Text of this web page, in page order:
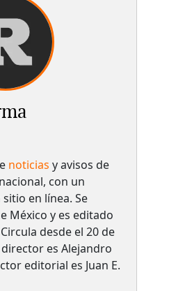
noticias y avisos de
con un
en línea. Se
México y es editado
desde el 20 de
es Alejandro
editorial es Juan E.